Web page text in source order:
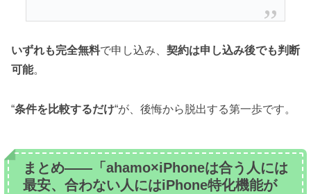
いずれも完全無料で申し込み、 契約は申し込み後でも判断
可能。
“条件を比較するだけ“が、後悔から脱出する第一歩です。
まとめ——「ahamo×iPhoneは合う人には
最安、合わない人にはiPhone特化機能が